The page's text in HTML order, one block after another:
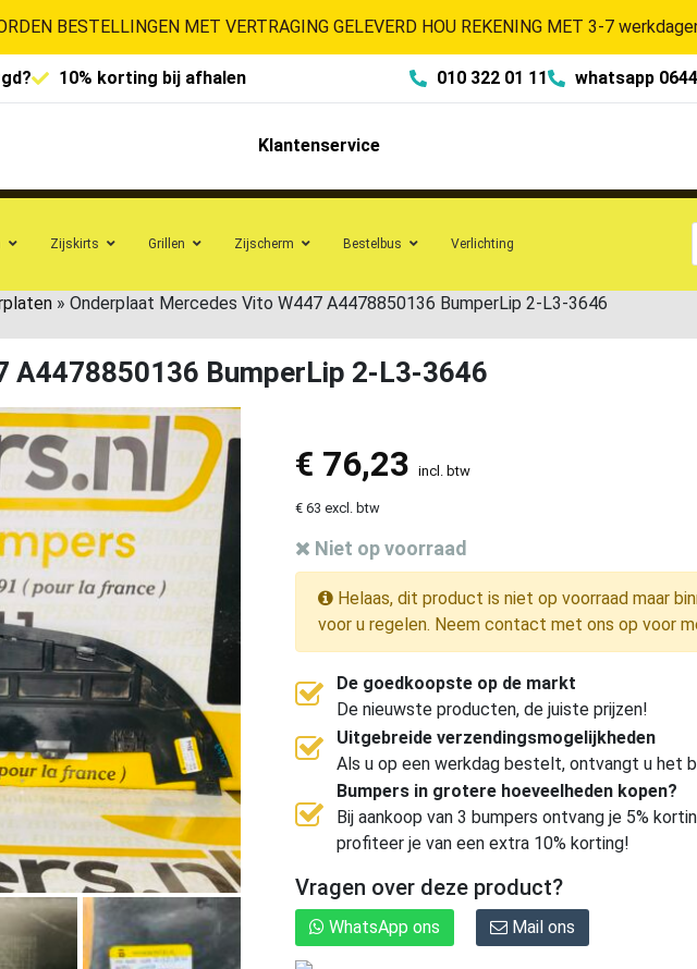
BESTELLINGEN MET VERTRAGING GELEVERD HOU REKENING MET 3-7
10% korting bij afhalen 010 322 01 11 whatsapp
Klantenservice
Zijskirts Grillen Zijscherm Bestelbus Verlichting
» Onderplaat Mercedes Vito W447 A4478850136 BumperLip 2-L3-3646
A4478850136 BumperLip 2-L3-3646
€ 76,23 incl. btw
€ 63 excl. btw
Niet op voorraad
Helaas, dit product is niet op voorraad maar
voor u regelen. Neem contact met ons op voor
De goedkoopste op de markt
De nieuwste producten, de juiste prijzen!
Uitgebreide verzendingsmogelijkheden
Als u op een werkdag bestelt, ontvangt u het
Bumpers in grotere hoeveelheden kopen?
Bij aankoop van 3 bumpers ontvang je 5%
profiteer je van een extra 10% korting!
Vragen over deze product?
WhatsApp ons Mail ons